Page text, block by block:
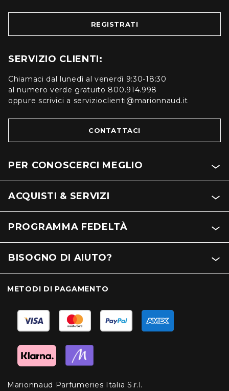
REGISTRATI
SERVIZIO CLIENTI:
Chiamaci dal lunedì al venerdì 9:30-18:30
al numero verde gratuito 800.914.998
oppure scrivici a servizioclienti@marionnaud.it
CONTATTACI
PER CONOSCERCI MEGLIO
ACQUISTI & SERVIZI
PROGRAMMA FEDELTÀ
BISOGNO DI AIUTO?
METODI DI PAGAMENTO
Marionnaud Parfumeries Italia S.r.l.